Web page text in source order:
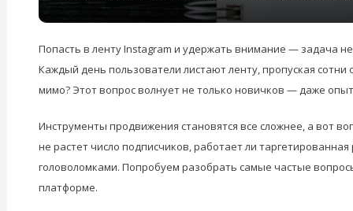
Попасть в ленту Instagram и удержать внимание — задача
Каждый день пользователи листают ленту, пропуская
мимо? Этот вопрос волнует не только новичков — даже
Инструменты продвижения становятся все сложнее, а вот
не растет число подписчиков, работает ли
головоломками. Попробуем разобрать самые частые
платформе.